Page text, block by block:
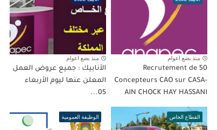
منذ بضع اعوام
Recrutement de 50
Concepteurs CAO sur CASA-
AIN CHOCK HAY HASSANI
منذ بضع اعوام
الأنابيك : جميع عروض العمل
المعلن عنها ليوم الأربعاء
05...
القطاع الخاص الوظيفة العمومية